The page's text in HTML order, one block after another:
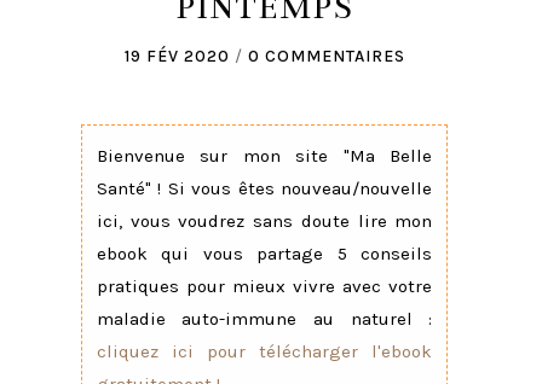
19 FÉV 2020 / 0 COMMENTAIRES
Bienvenue sur mon site "Ma Belle
Santé" ! Si vous êtes nouveau/nouvelle
ici, vous voudrez sans doute lire mon
ebook qui vous partage 5 conseils
pratiques pour mieux vivre avec votre
maladie auto-immune au naturel :
cliquez ici pour télécharger l'ebook